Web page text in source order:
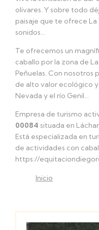
olivares. Y sobre todo
paisaje que te ofrece La
sonidos…
Te ofrecemos un
caballo por la zona de
Peñuelas. Con nosotros
de alto valor ecológico
Nevada y el río Genil…
Empresa de turismo
00084 situada en
Está especializada en
de actividades con
https://
Inicio